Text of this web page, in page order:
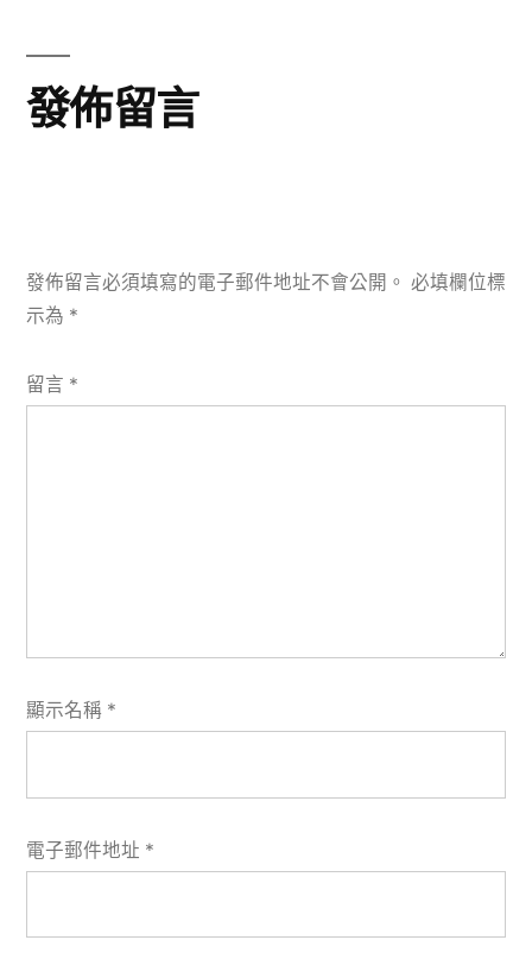
發佈留言
發佈留言必須填寫的電子郵件地址不會公開。 必填欄位標
示為 *
留言 *
顯示名稱 *
電子郵件地址 *